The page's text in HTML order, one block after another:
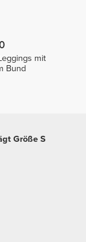
mit
Bund
Größe S